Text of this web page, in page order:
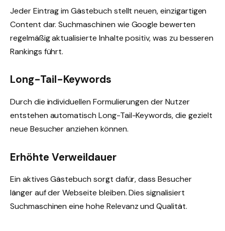
Jeder Eintrag im Gästebuch stellt neuen, einzigartigen
Content dar. Suchmaschinen wie Google bewerten
regelmäßig aktualisierte Inhalte positiv, was zu besseren
Rankings führt.
Long-Tail-Keywords
Durch die individuellen Formulierungen der Nutzer
entstehen automatisch Long-Tail-Keywords, die gezielt
neue Besucher anziehen können.
Erhöhte Verweildauer
Ein aktives Gästebuch sorgt dafür, dass Besucher
länger auf der Webseite bleiben. Dies signalisiert
Suchmaschinen eine hohe Relevanz und Qualität.